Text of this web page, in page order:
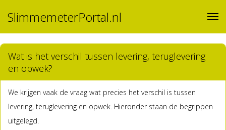
SlimmemeterPortal.nl
Wat is het verschil tussen levering, teruglevering
en opwek?
We krijgen vaak de vraag wat precies het verschil is tussen
levering, teruglevering en opwek. Hieronder staan de begrippen
uitgelegd.